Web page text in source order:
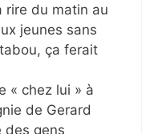
rire du matin au
jeunes sans
ça ferait
« chez lui » à
de Gerard
des gens